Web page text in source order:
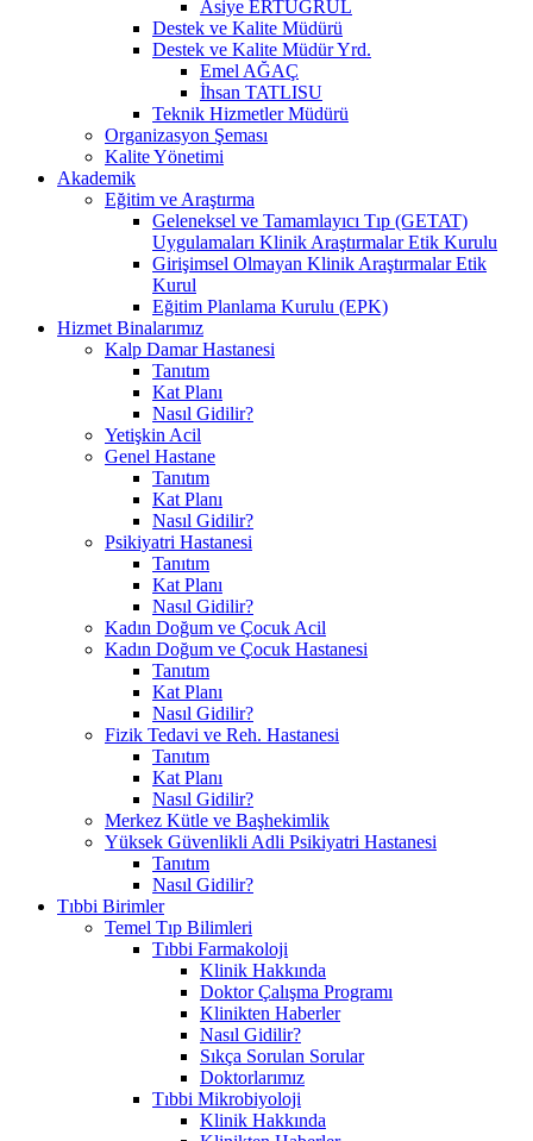
Asiye ERTUĞRUL
Destek ve Kalite Müdürü
Destek ve Kalite Müdür Yrd.
Emel AĞAÇ
İhsan TATLISU
Teknik Hizmetler Müdürü
Organizasyon Şeması
Kalite Yönetimi
Akademik
Eğitim ve Araştırma
Geleneksel ve Tamamlayıcı Tıp (GETAT)
Uygulamaları Klinik Araştırmalar Etik Kurulu
Girişimsel Olmayan Klinik Araştırmalar Etik
Kurul
Eğitim Planlama Kurulu (EPK)
Hizmet Binalarımız
Kalp Damar Hastanesi
Tanıtım
Kat Planı
Nasıl Gidilir?
Yetişkin Acil
Genel Hastane
Tanıtım
Kat Planı
Nasıl Gidilir?
Psikiyatri Hastanesi
Tanıtım
Kat Planı
Nasıl Gidilir?
Kadın Doğum ve Çocuk Acil
Kadın Doğum ve Çocuk Hastanesi
Tanıtım
Kat Planı
Nasıl Gidilir?
Fizik Tedavi ve Reh. Hastanesi
Tanıtım
Kat Planı
Nasıl Gidilir?
Merkez Kütle ve Başhekimlik
Yüksek Güvenlikli Adli Psikiyatri Hastanesi
Tanıtım
Nasıl Gidilir?
Tıbbi Birimler
Temel Tıp Bilimleri
Tıbbi Farmakoloji
Klinik Hakkında
Doktor Çalışma Programı
Klinikten Haberler
Nasıl Gidilir?
Sıkça Sorulan Sorular
Doktorlarımız
Tıbbi Mikrobiyoloji
Klinik Hakkında